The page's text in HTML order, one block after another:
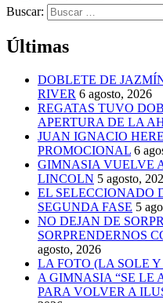
Buscar:
Últimas
DOBLETE DE
RIVER 6 agosto, 2026
REGATAS TUVO
APERTURA DE LA
JUAN IGNACIO
PROMOCIONAL 6
GIMNASIA VUELVE
LINCOLN 5 agosto,
EL SELECCIONADO
SEGUNDA FASE 5
NO DEJAN DE
SORPRENDERNOS
agosto, 2026
LA FOTO (LA SOLE
A GIMNASIA “SE LE
PARA VOLVER A